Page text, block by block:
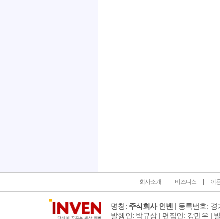
회사소개 비즈니스 이
명칭: 주식회사 인벤 | 등록번호: 경
발행인: 박규상 | 편집인: 강민우 |